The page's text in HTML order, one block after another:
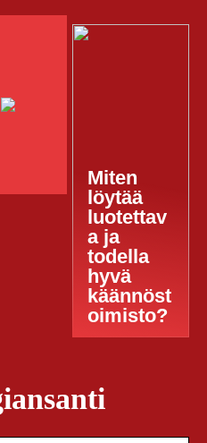
Miten
löytää
luotettav
a ja
todella
hyvä
käännöst
oimisto?